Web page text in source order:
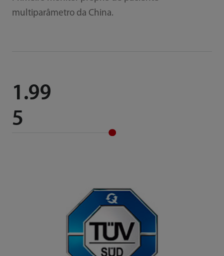
multiparâmetro da China.
1.99
5